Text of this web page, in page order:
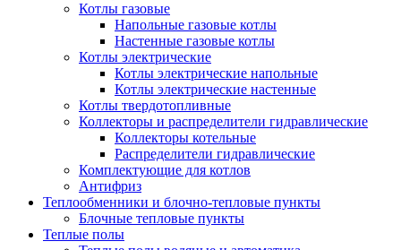
Котлы газовые
Напольные газовые котлы
Настенные газовые котлы
Котлы электрические
Котлы электрические напольные
Котлы электрические настенные
Котлы твердотопливные
Коллекторы и распределители гидравлические
Коллекторы котельные
Распределители гидравлические
Комплектующие для котлов
Антифриз
Теплообменники и блочно-тепловые пункты
Блочные тепловые пункты
Теплые полы